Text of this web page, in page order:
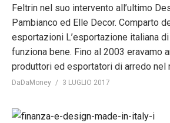
Feltrin nel suo intervento all’ultimo
Pambianco ed Elle Decor. Comparto
esportazioni L’esportazione italiana
funziona bene. Fino al 2003 eravamo
produttori ed esportatori di arredo nel
DaDaMoney 3 LUGLIO 2017